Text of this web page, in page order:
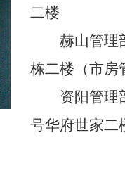
二楼
赫山管理
栋二楼（市房
资阳管理
号华府世家二